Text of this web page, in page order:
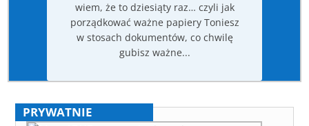
wiem, że to dziesiąty raz… czyli jak
porządkować ważne papiery Toniesz
w stosach dokumentów, co chwilę
gubisz ważne...
PRYWATNIE